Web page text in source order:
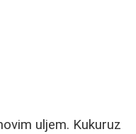
uljem. Kukuruz